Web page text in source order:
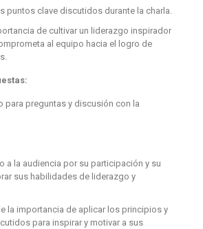
puntos clave discutidos durante la charla.
de cultivar un liderazgo inspirador
al equipo hacia el logro de
para preguntas y discusión con la
a la audiencia por su participación y su
sus habilidades de liderazgo y
la importancia de aplicar los principios y
para inspirar y motivar a sus